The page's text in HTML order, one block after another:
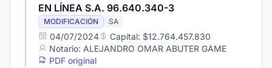
EN LÍNEA S.A. 96.640.340-3
MODIFICACIÓN SA
04/07/2024
Capital: $12.764.457.830
Notario: ALEJANDRO OMAR ABUTER GAME
PDF original